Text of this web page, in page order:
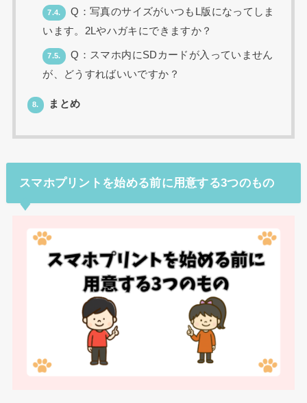
7.4.
Q：写真のサイズがいつもL版になってしま
います。2Lやハガキにできますか？
7.5.
Q：スマホ内にSDカードが入っていません
が、どうすればいいですか？
8. まとめ
スマホプリントを始める前に用意する3つのもの